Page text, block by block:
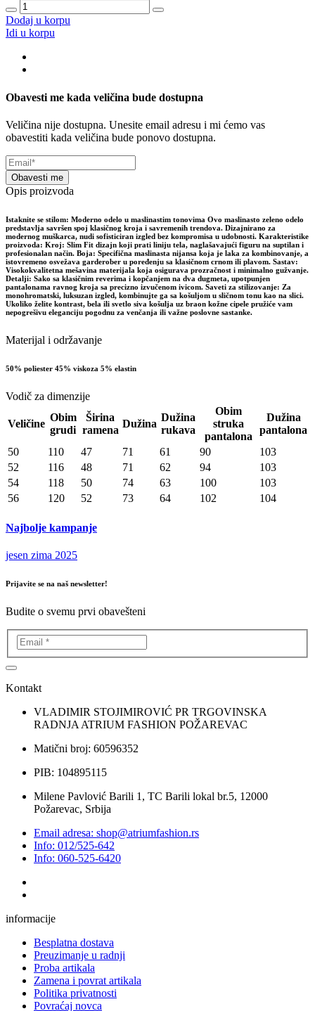
Dodaj u korpu
Idi u korpu
Obavesti me kada veličina bude dostupna
Veličina nije dostupna. Unesite email adresu i mi ćemo vas
obavestiti kada veličina bude ponovo dostupna.
Obavesti me
Opis proizvoda
Istaknite se stilom: Moderno odelo u maslinastim tonovima Ovo maslinasto zeleno odelo
predstavlja savršen spoj klasičnog kroja i savremenih trendova. Dizajnirano za
modernog muškarca, nudi sofisticiran izgled bez kompromisa u udobnosti. Karakteristike
proizvoda: Kroj: Slim Fit dizajn koji prati liniju tela, naglašavajući figuru na suptilan i
profesionalan način. Boja: Specifična maslinasta nijansa koja je laka za kombinovanje, a
istovremeno osvežava garderober u poređenju sa klasičnom crnom ili plavom. Sastav:
Visokokvalitetna mešavina materijala koja osigurava prozračnost i minimalno gužvanje.
Detalji: Sako sa klasičnim reverima i kopčanjem na dva dugmeta, upotpunjen
pantalonama ravnog kroja sa precizno izvučenom ivicom. Saveti za stilizovanje: Za
monohromatski, luksuzan izgled, kombinujte ga sa košuljom u sličnom tonu kao na slici.
Ukoliko želite kontrast, bela ili svetlo siva košulja uz braon kožne cipele pružiće vam
nepogrešivu eleganciju pogodnu za venčanja ili važne poslovne sastanke.
Materijal i održavanje
50% poliester 45% viskoza 5% elastin
Vodič za dimenzije
Veličine
Obim
grudi
Širina
ramena
Dužina
Dužina
rukava
Obim
struka
pantalona
Dužina
pantalona
50
110 47 71 61 90
103
52
116 48 71 62 94
103
54
118 50 74 63 100
103
56
120 52 73 64 102 104
Najbolje kampanje
jesen zima 2025
Prijavite se na naš newsletter!
Budite o svemu prvi obavešteni
Kontakt
VLADIMIR STOJIMIROVIĆ PR TRGOVINSKA
RADNJA ATRIUM FASHION POŽAREVAC
Matični broj: 60596352
PIB: 104895115
Milene Pavlović Barili 1, TC Barili lokal br.5, 12000
Požarevac, Srbija
Email adresa: shop@atriumfashion.rs
Info: 012/525-642
Info: 060-525-6420
informacije
Besplatna dostava
Preuzimanje u radnji
Proba artikala
Zamena i povrat artikala
Politika privatnosti
Povraćaj novca